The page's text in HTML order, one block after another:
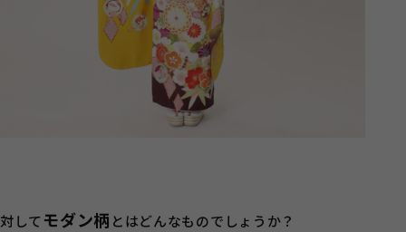
対してモダン柄 とはどんなものでしょうか？